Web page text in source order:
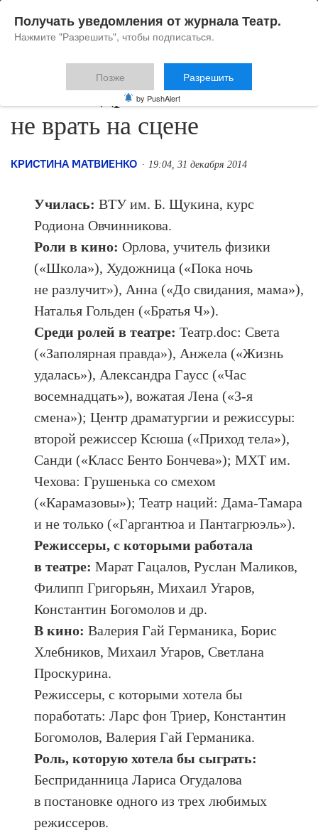
Александра Ребенок: Как
не врать на сцене
КРИСТИНА МАТВИЕНКО 19:04, 31 декабря 2014
Училась: ВТУ им. Б. Щукина, курс
Родиона Овчинникова.
Роли в кино: Орлова, учитель физики
(«Школа»), Художница («Пока ночь
не разлучит»), Анна («До свидания, мама»),
Наталья Гольден («Братья Ч»).
Среди ролей в театре: Театр.doc: Света
(«Заполярная правда»), Анжела («Жизнь
удалась»), Александра Гаусс («Час
восемнадцать»), вожатая Лена («3-я
смена»); Центр драматургии и режиссуры:
второй режиссер Ксюша («Приход тела»),
Санди («Класс Бенто Бончева»); МХТ им.
Чехова: Грушенька со смехом
(«Карамазовы»); Театр наций: Дама-Тамара
и не только («Гаргантюа и Пантагрюэль»).
Режиссеры, с которыми работала
в театре: Марат Гацалов, Руслан Маликов,
Филипп Григорьян, Михаил Угаров,
Константин Богомолов и др.
В кино: Валерия Гай Германика, Борис
Хлебников, Михаил Угаров, Светлана
Проскурина.
Режиссеры, с которыми хотела бы
поработать: Ларс фон Триер, Константин
Богомолов, Валерия Гай Германика.
Роль, которую хотела бы сыграть:
Бесприданница Лариса Огудалова
в постановке одного из трех любимых
режиссеров.
Получать уведомления от журнала Театр.
Нажмите "Разрешить", чтобы подписаться.
Позже Разрешить
by PushAlert